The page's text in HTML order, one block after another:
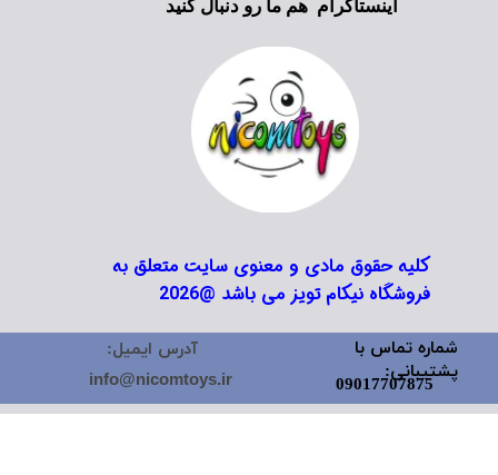
کلیه حقوق مادی و معنوی سایت متعلق به
فروشگاه نیکام تویز می باشد @2026
اینستاگرام هم ما رو دنبال کنید
شماره تماس با
پشتیبانی:
09017707875
آدرس ایمیل:
info@nicomtoys.ir